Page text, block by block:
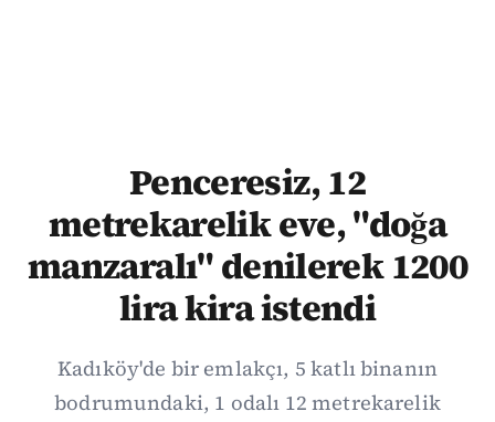
Penceresiz, 12
metrekarelik eve, "doğa
manzaralı" denilerek 1200
lira kira istendi
Kadıköy'de bir emlakçı, 5 katlı binanın
bodrumundaki, 1 odalı 12 metrekarelik